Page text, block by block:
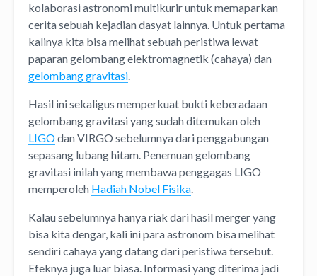
kolaborasi astronomi multikurir untuk memaparkan
cerita sebuah kejadian dasyat lainnya. Untuk pertama
kalinya kita bisa melihat sebuah peristiwa lewat
paparan gelombang elektromagnetik (cahaya) dan
gelombang gravitasi.
Hasil ini sekaligus memperkuat bukti keberadaan
gelombang gravitasi yang sudah ditemukan oleh
LIGOdan VIRGO sebelumnya dari penggabungan
sepasang lubang hitam. Penemuan gelombang
gravitasi inilah yang membawa penggagas LIGO
memperoleh Hadiah Nobel Fisika.
Kalau sebelumnya hanya riak dari hasil merger yang
bisa kita dengar, kali ini para astronom bisa melihat
sendiri cahaya yang datang dari peristiwa tersebut.
Efeknya juga luar biasa. Informasi yang diterima jadi